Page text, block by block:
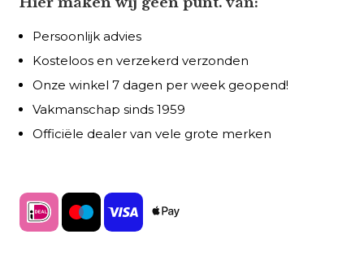
Persoonlijk advies
Kosteloos en verzekerd verzonden
Onze winkel 7 dagen per week geopend!
Vakmanschap sinds 1959
Officiële dealer van vele grote merken